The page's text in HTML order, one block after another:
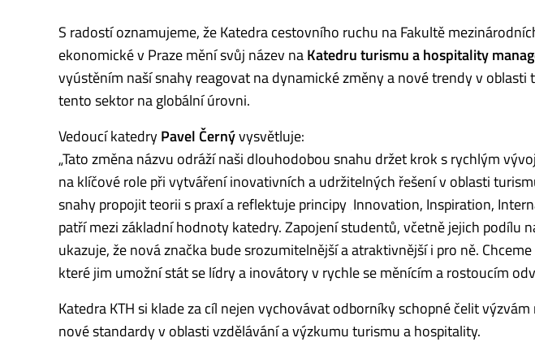
S radostí oznamujeme, že Katedra cestovního ruchu na Fakultě
ekonomické v Praze mění svůj název naKatedru turismu a hospitality
vyústěním naší snahy reagovat na dynamické změny a nové trendy v
tento sektor na globální úrovni.
Vedoucí katedryPavel Černývysvětluje:
„Tato změna názvu odráží naši dlouhodobou snahu držet krok s rychlým
na klíčové role při vytváření inovativních a udržitelných řešení v oblasti
snahy propojit teorii s praxí a reflektuje principy ‚Innovation, Inspiration,
patří mezi základní hodnoty katedry. Zapojení studentů, včetně jejich podílu
ukazuje, že nová značka bude srozumitelnější a atraktivnější i pro ně.
které jim umožní stát se lídry a inovátory v rychle se měnícím a rostoucím
Katedra KTH si klade za cíl nejen vychovávat odborníky schopné čelit
nové standardy v oblasti vzdělávání a výzkumu turismu a hospitality.